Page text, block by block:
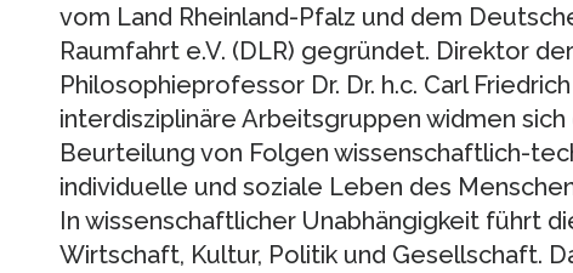
vom Land Rheinland-Pfalz und dem
Raumfahrt e.V. (DLR) gegründet. Direktor
Philosophieprofessor Dr. Dr. h.c. Carl
interdisziplinäre Arbeitsgruppen widmen
Beurteilung von Folgen wissenschaftlich-
individuelle und soziale Leben des
In wissenschaftlicher Unabhängigkeit führt
Wirtschaft, Kultur, Politik und Gesellschaft.